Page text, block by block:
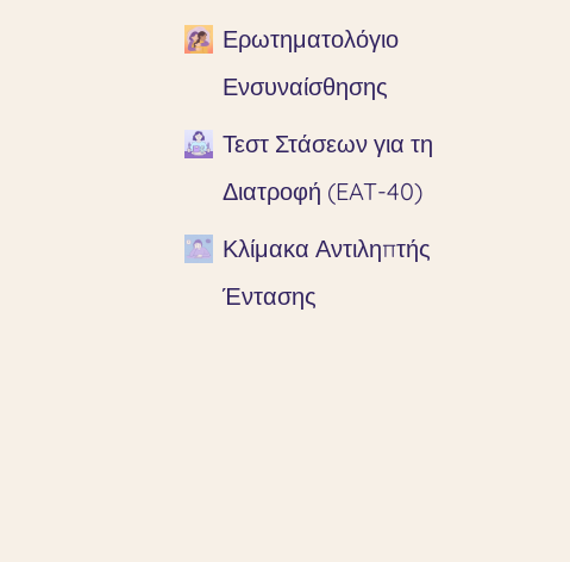
Ερωτηματολόγιο
Ενσυναίσθησης
Τεστ Στάσεων για τη
Διατροφή (EAT-40)
Κλίμακα Αντιληπτής
Έντασης